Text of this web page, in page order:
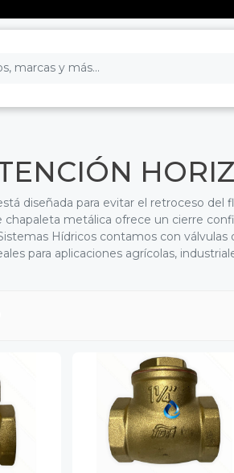
diseñada para evitar el retroceso del
metálica ofrece un cierre
Hídricos contamos con
para aplicaciones agrícolas,